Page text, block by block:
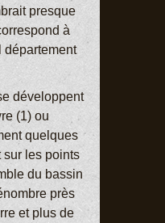
presque
à
département
développent
(1) ou
quelques
les points
du bassin
près
et plus de